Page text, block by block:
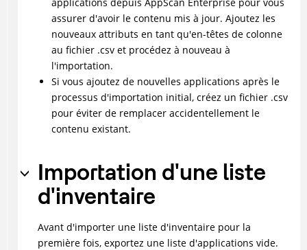
assurer d'avoir le contenu mis à jour. Ajoutez les
nouveaux attributs en tant qu'en-têtes de colonne
au fichier .csv et procédez à nouveau à
l'importation.
Si vous ajoutez de nouvelles applications après le
processus d'importation initial, créez un fichier .csv
pour éviter de remplacer accidentellement le
contenu existant.
Importation d'une liste
d'inventaire
Avant d'importer une liste d'inventaire pour la
première fois, exportez une liste d'applications vide.